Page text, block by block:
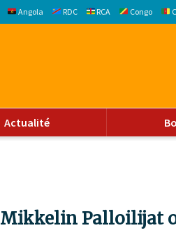
Angola RDC RCA Congo
Actualité
Mikkelin Palloilijat